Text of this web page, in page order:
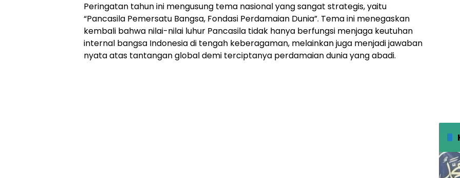
Peringatan tahun ini mengusung tema nasional yang sangat strategis, yaitu
“Pancasila Pemersatu Bangsa, Fondasi Perdamaian Dunia”. Tema ini menegaskan
kembali bahwa nilai-nilai luhur Pancasila tidak hanya berfungsi menjaga keutuhan
internal bangsa Indonesia di tengah keberagaman, melainkan juga menjadi jawaban
nyata atas tantangan global demi terciptanya perdamaian dunia yang abadi.